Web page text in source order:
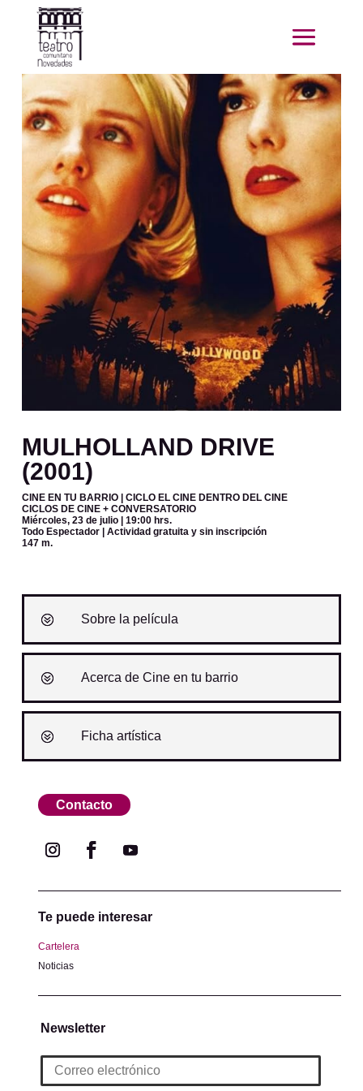
MULHOLLAND DRIVE
(2001)
CINE EN TU BARRIO | CICLO EL CINE DENTRO DEL CINE
CICLOS DE CINE + CONVERSATORIO
Miércoles, 23 de julio | 19:00 hrs.
Todo Espectador | Actividad gratuita y sin inscripción
147 m.
Sobre la película
Acerca de Cine en tu barrio
Ficha artística
Contacto
Te puede interesar
Cartelera
Noticias
Newsletter